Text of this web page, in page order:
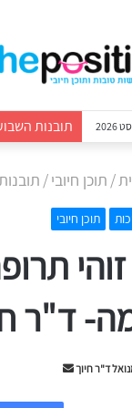
תובנות
/ תוכן חיובי/
תוכן חיובי
זוהי
ד"ר
ד"ר חיוך
Send